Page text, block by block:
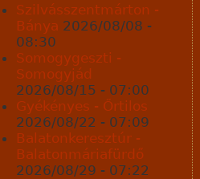
Szilvásszentmárton -
Bánya 2026/08/08 -
08:30
Somogygeszti -
Somogyjád
2026/08/15 - 07:00
Gyékényes - Őrtilos
2026/08/22 - 07:09
Balatonkeresztúr -
Balatonmáriafürdő
2026/08/29 - 07:22